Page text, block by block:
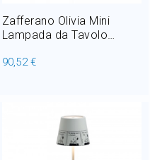
Zafferano Olivia Mini
Lampada da Tavolo
22 cm
90,52 €